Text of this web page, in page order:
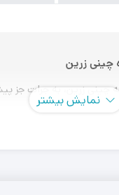
چینی زرین
چینی زرین، به جرات جز
نمایش بیشتر